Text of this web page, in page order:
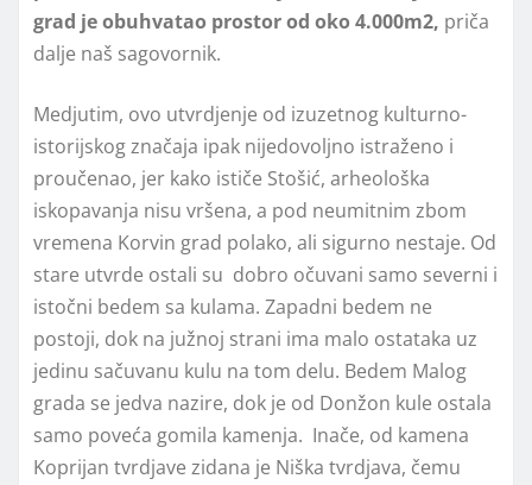
grad je obuhvatao prostor od oko 4.000m2, priča
dalje naš sagovornik.
Medjutim, ovo utvrdjenje od izuzetnog kulturno-
istorijskog značaja ipak nijedovoljno istraženo i
proučenao, jer kako ističe Stošić, arheološka
iskopavanja nisu vršena, a pod neumitnim zbom
vremena Korvin grad polako, ali sigurno nestaje. Od
stare utvrde ostali su dobro očuvani samo severni i
istočni bedem sa kulama. Zapadni bedem ne
postoji, dok na južnoj strani ima malo ostataka uz
jedinu sačuvanu kulu na tom delu. Bedem Malog
grada se jedva nazire, dok je od Donžon kule ostala
samo poveća gomila kamenja. Inače, od kamena
Koprijan tvrdjave zidana je Niška tvrdjava, čemu